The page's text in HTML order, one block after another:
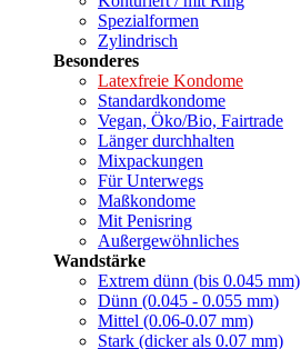
Spezialformen
Zylindrisch
Besonderes
Latexfreie Kondome
Standardkondome
Vegan, Öko/Bio, Fairtrade
Länger durchhalten
Mixpackungen
Für Unterwegs
Maßkondome
Mit Penisring
Außergewöhnliches
Wandstärke
Extrem dünn (bis 0.045 mm)
Dünn (0.045 - 0.055 mm)
Mittel (0.06-0.07 mm)
Stark (dicker als 0.07 mm)